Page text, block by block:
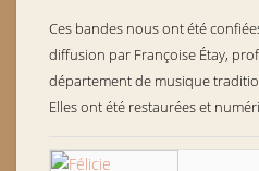
Ces bandes nous ont été
diffusion par Françoise Étay,
département de musique
Elles ont été restaurées et